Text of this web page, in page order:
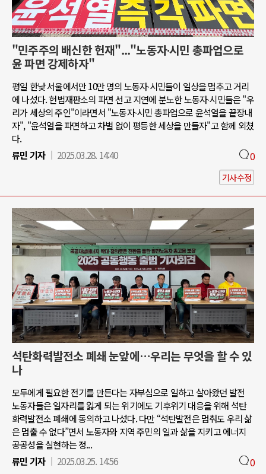
"민주주의 배신한 헌재"..."노동자∙시민 총파업으로
윤 파면 강제하자"
평일 한낮 서울에서만 10만 명의 노동자∙시민들이 일상을 멈추고 거리
에 나섰다. 헌법재판소의 파면 선고 지연에 분노한 노동자∙시민들은 "우
리가 세상의 주인"이라면서 "노동자∙시민 총파업으로 윤석열을 끝장내
자", "윤석열을 파면하고 차별 없이 평등한 세상을 만들자"고 함께 외쳤
다.
류민 기자
2025.03.28. 14:40 0
기사수정
석탄화력발전소 폐쇄 눈앞에…우리는 무엇을 할 수 있
나
모두에게 필요한 전기를 만든다는 자부심으로 일하고 살아왔던 발전
노동자들은 일자리를 잃게 되는 위기에도 기후위기 대응을 위해 석탄
화력발전소 폐쇄에 동의하고 나섰다. 다만 “석탄발전은 멈춰도 우리 삶
은 멈출 수 없다”면서 노동자와 지역 주민의 일과 삶을 지키고 에너지
공공성을 실현하는 정...
류민 기자
2025.03.25. 14:56 0